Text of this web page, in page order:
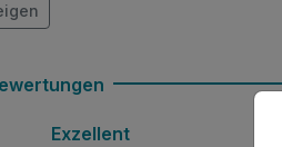
LAN
Exzellent